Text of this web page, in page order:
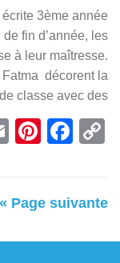
3ème année
de fin d’année, les
à leur maîtresse.
Fatma décorent la
classe avec des...
Copy
Page suivante »